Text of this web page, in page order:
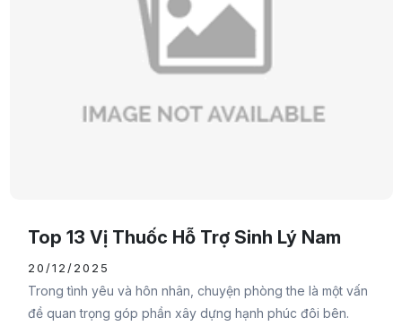
Top 13 Vị Thuốc Hỗ Trợ Sinh Lý Nam
20/12/2025
Trong tình yêu và hôn nhân, chuyện phòng the là một vấn
đề quan trọng góp phần xây dựng hạnh phúc đôi bên.